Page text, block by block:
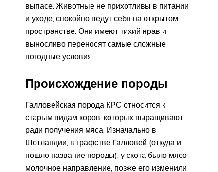
выпасе. Животные не прихотливы в питании
и уходе, спокойно ведут себя на открытом
пространстве. Они имеют тихий нрав и
выносливо переносят самые сложные
погодные условия.
Происхождение породы
Галловейская порода КРС относится к
старым видам коров, которых выращивают
ради получения мяса. Изначально в
Шотландии, в графстве Галловей (откуда и
пошло название породы), у скота было мясо-
молочное направление, позже его изменили